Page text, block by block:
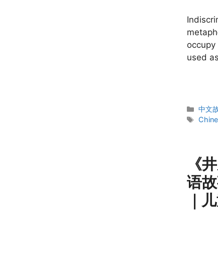
used
中文
Tags
《
语
｜